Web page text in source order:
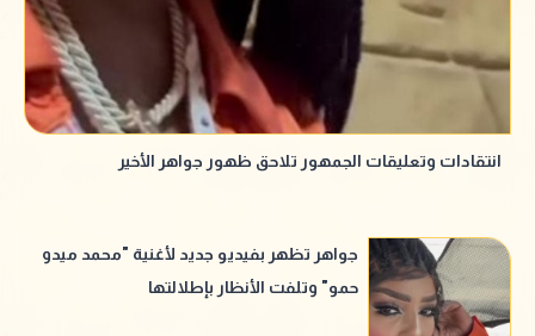
انتقادات وتعليقات الجمهور تلاحق ظهور جواهر الأخير
جواهر تظهر بفيديو جديد لأغنية "محمد ميدو
حمو" وتلفت الأنظار بإطلالتها